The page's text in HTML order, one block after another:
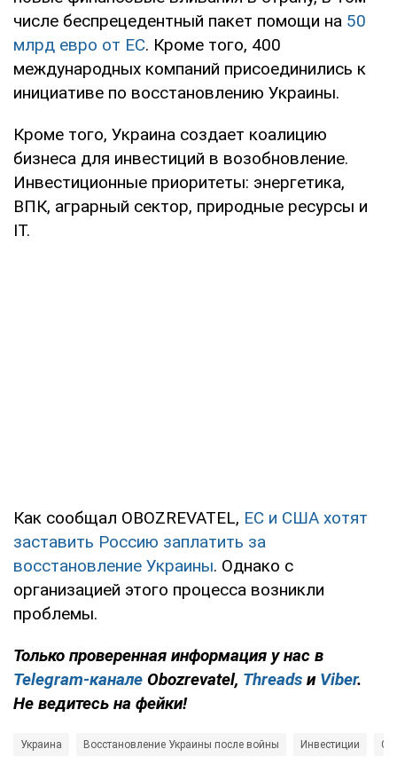
числе беспрецедентный пакет помощи на 50
млрд евро от ЕС. Кроме того, 400
международных компаний присоединились к
инициативе по восстановлению Украины.
Кроме того, Украина создает коалицию
бизнеса для инвестиций в возобновление.
Инвестиционные приоритеты: энергетика,
ВПК, аграрный сектор, природные ресурсы и
IT.
Как сообщал OBOZREVATEL, ЕС и США хотят
заставить Россию заплатить за
восстановление Украины. Однако с
организацией этого процесса возникли
проблемы.
Только проверенная информация у нас в
Telegram-канале Obozrevatel, Threads и Viber.
Не ведитесь на фейки!
Украина Восстановление Украины после войны Инвестиции G7